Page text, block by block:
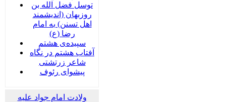
توسل فضل الله بن
روزبهان (اندیشمند
اهل تسنن) به امام
رضا (ع)
سپیده‌ی هشتم
آفتاب هشتم در نگاه
شاعر زرتشتی
پیشوای رئوف
ولادت امام جواد علیه